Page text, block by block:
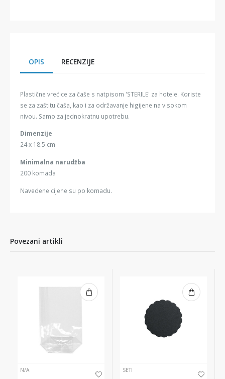
OPIS RECENZIJE
Plastične vrećice za čaše s natpisom 'STERILE' za hotele. Koriste
se za zaštitu čaša, kao i za održavanje higijene na visokom
nivou. Samo za jednokratnu upotrebu.
Dimenzije
24 x 18.5 cm
Minimalna narudžba
200 komada
Navedene cijene su po komadu.
Povezani artikli
N/A SETI